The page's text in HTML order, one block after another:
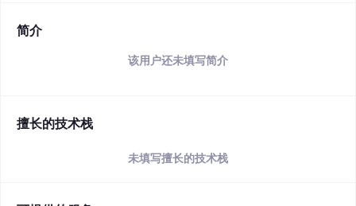
简介
该用户还未填写简介
擅长的技术栈
未填写擅长的技术栈